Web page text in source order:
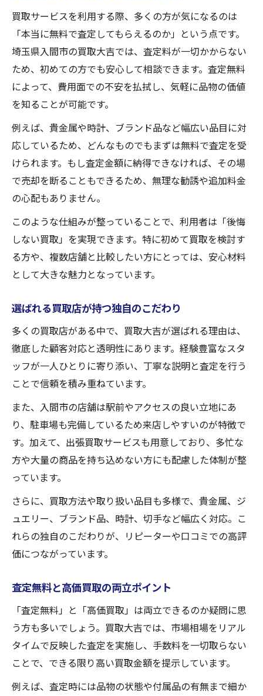
買取サービスを利用する際、多くの方が気になるのは
「本当に無料で査定してもらえるのか」という点です。
埼玉県入間市の買取大吉では、査定料が一切かからない
ため、初めての方でも安心して相談できます。査定無料
によって、費用面での不安を払拭し、気軽に品物の価値
を知ることが可能です。
例えば、貴金属や時計、ブランド品など幅広い品目に対
応しているため、どんなものでもまずは無料で査定を受
けられます。もし査定金額に納得できなければ、その場
で売却を断ることもできるため、無理な勧誘や追加料金
の心配もありません。
このような仕組みが整っていることで、利用者は「後悔
しない買取」を実現できます。特に初めて買取を検討す
る方や、複数店舗と比較したい方にとっては、安心材料
として大きな魅力となっています。
選ばれる買取店が持つ独自のこだわり
多くの買取店がある中で、買取大吉が選ばれる理由は、
徹底した顧客対応と透明性にあります。経験豊富なスタ
ッフが一人ひとりに寄り添い、丁寧な説明と査定を行う
ことで信頼を積み重ねています。
また、入間市の店舗は駅前やアクセスの良い立地にあ
り、駐車場も完備しているため来店しやすいのが特徴で
す。加えて、出張買取サービスも用意しており、多忙な
方や大量の商品を持ち込めない方にも配慮した体制が整
っています。
さらに、買取方法や取り扱い品目も多様で、貴金属、ジ
ュエリー、ブランド品、時計、切手など幅広く対応。こ
れらの独自のこだわりが、リピーターや口コミでの高評
価につながっています。
査定無料と高価買取の両立ポイント
「査定無料」と「高価買取」は両立できるのか疑問に思
う方も多いでしょう。買取大吉では、市場相場をリアル
タイムで反映した査定を実施し、手数料を一切取らない
ことで、できる限り高い買取金額を提示しています。
例えば、査定時には品物の状態や付属品の有無まで細か